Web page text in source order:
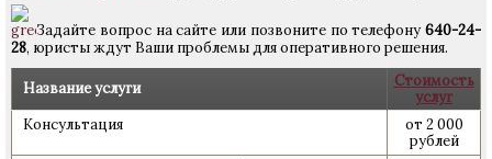
Задайте вопрос на сайте или позвоните по телефону640-24-
28, юристы ждут Ваши проблемы для оперативного решения.
Название услуги
Стоимость
услуг
Консультация
от 2 000
рублей